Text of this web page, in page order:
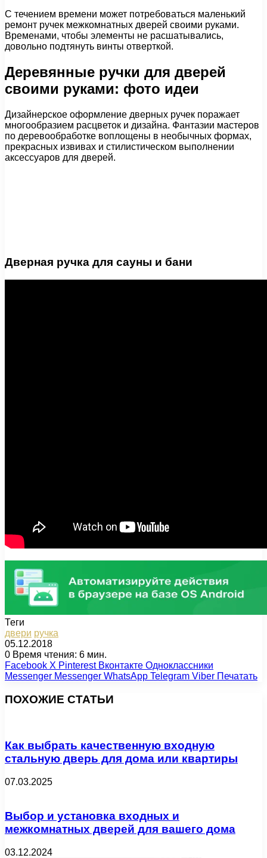
С течением времени может потребоваться маленький
ремонт ручек межкомнатных дверей своими руками.
Временами, чтобы элементы не расшатывались,
довольно подтянуть винты отверткой.
Деревянные ручки для дверей
своими руками: фото идеи
Дизайнерское оформление дверных ручек поражает
многообразием расцветок и дизайна. Фантазии мастеров
по деревообработке воплощены в необычных формах,
прекрасных извивах и стилистическом выполнении
аксессуаров для дверей.
Дверная ручка для сауны и бани
Теги
двери ручка
05.12.2018
0 Время чтения: 6 мин.
Facebook X Pinterest Вконтакте Одноклассники
Messenger Messenger WhatsApp Telegram Viber Печатать
ПОХОЖИЕ СТАТЬИ
Как выбрать качественную входную
стальную дверь для дома или квартиры
07.03.2025
Выбор и установка входных и
межкомнатных дверей для вашего дома
03.12.2024